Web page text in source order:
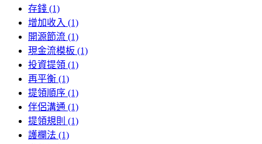
存錢 (1)
增加收入 (1)
開源節流 (1)
現金流模板 (1)
投資提領 (1)
再平衡 (1)
提領順序 (1)
伴侶溝通 (1)
提領規則 (1)
護欄法 (1)